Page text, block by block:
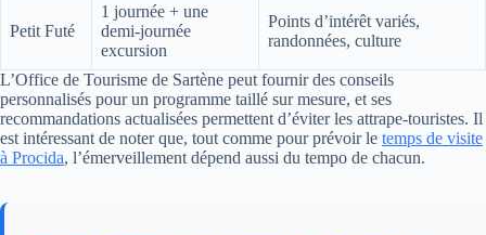
Petit Futé
1 journée + une
demi-journée
excursion
Points d’intérêt variés,
randonnées, culture
L’Office de Tourisme de Sartène peut fournir des conseils
personnalisés pour un programme taillé sur mesure, et ses
recommandations actualisées permettent d’éviter les attrape-touristes. Il
est intéressant de noter que, tout comme pour prévoir le temps de visite
à Procida, l’émerveillement dépend aussi du tempo de chacun.